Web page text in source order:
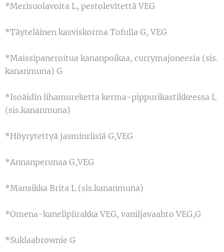
*Merisuolavoita L, pestolevitettä VEG
*Täyteläinen kasviskorma Tofulla G, VEG
*Maissipaneroitua kananpoikaa, currymajoneesia (sis.
kananmuna) G
*Isoäidin lihamureketta kerma-pippurikastikkeessa L
(sis.kananmuna)
*Höyrytettyä jasminriisiä G,VEG
*Annanperunaa G,VEG
*Mansikka Brita L (sis.kananmuna)
*Omena-kanelipiirakka VEG, vaniljavaahto VEG,G
*Suklaabrownie G